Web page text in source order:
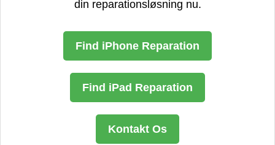
din reparationsløsning nu.
Find iPhone Reparation
Find iPad Reparation
Kontakt Os